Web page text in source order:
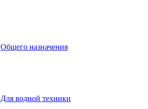
Общего назначения
Для водной техники